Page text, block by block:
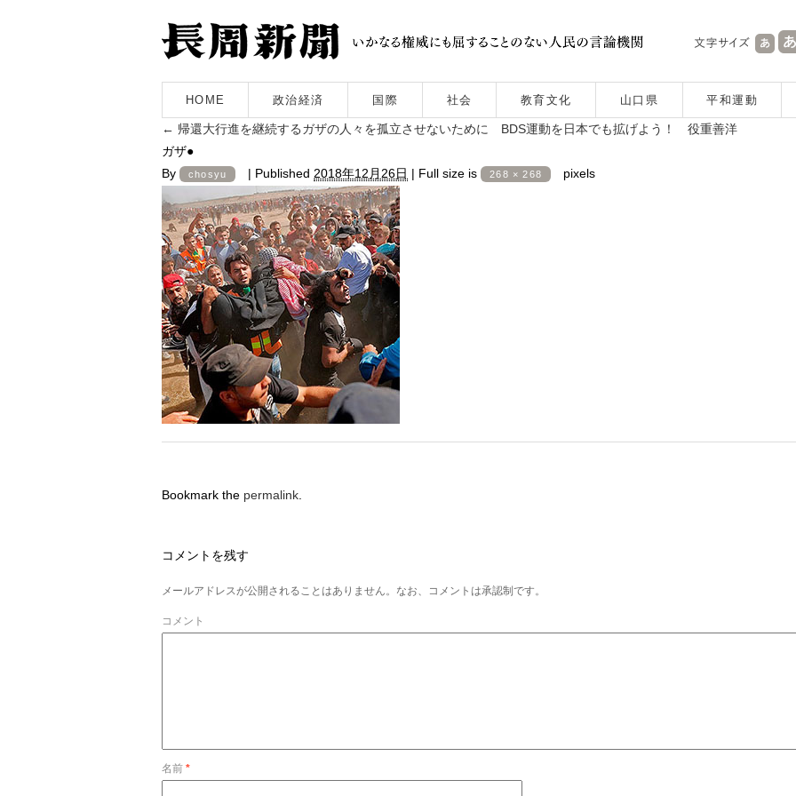
HOME 政治経済 国際 社会 教育文化 山口県 平和運動
← 帰還大行進を継続するガザの人々を孤立させないために BDS運動を日本でも拡げよう！ 役重善洋
ガザ●
By
chosyu | Published 2018年12月26日 | Full size is 268 × 268 pixels
Bookmark the permalink
コメントを残す
メールアドレスが公開されることはありません。なお、コメントは承認制です。
コメント
名前 *